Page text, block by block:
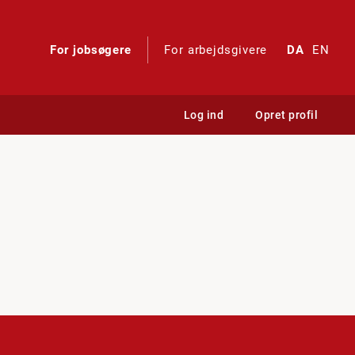
For jobsøgere For arbejdsgivere DA EN
Log ind Opret profil